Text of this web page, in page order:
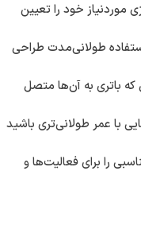
موردنیاز خود را تعیین
طولانی‌مدت طراحی
باتری به آن‌ها متصل
با عمر طولانی‌تری باشید
را برای فعالیت‌ها و